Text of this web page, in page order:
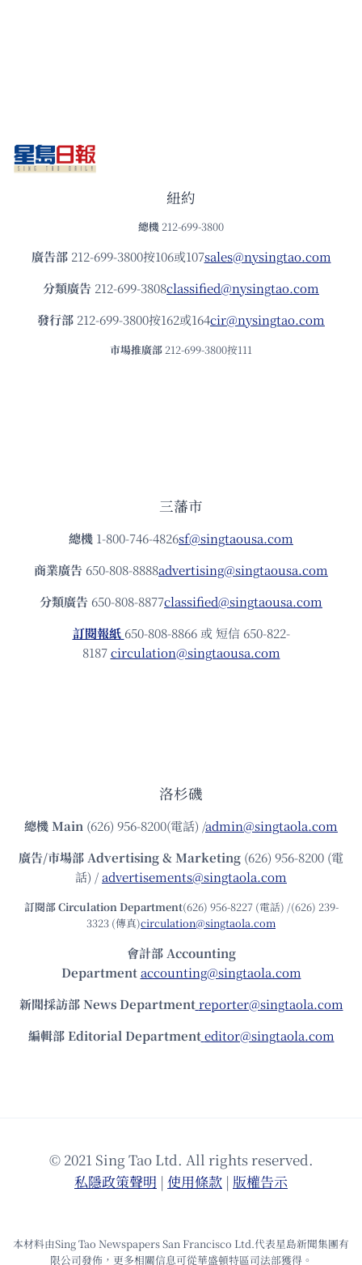
紐約
總機 212-699-3800
廣告部212-699-3800按106或107sales@nysingtao.com
分類廣告 212-699-3808classified@nysingtao.com
發⾏部 212-699-3800按162或164cir@nysingtao.com
市場推廣部 212-699-3800按111
三藩市
總機 1-800-746-4826sf@singtaousa.com
商業廣告 650-808-8888advertising@singtaousa.com
分類廣告 650-808-8877classified@singtaousa.com
訂閱報紙 650-808-8866 或 短信 650-822-
8187circulation@singtaousa.com
洛杉磯
總機Main (626) 956-8200(電話) /admin@singtaola.com
廣告/市場部Advertising & Marketing (626) 956-8200 (電
話) /advertisements@singtaola.com
訂閱部 Circulation Department(626) 956-8227 (電話) /(626) 239-
3323 (傳真)circulation@singtaola.com
會計部 Accounting
Department accounting@singtaola.com
新聞採訪部 News Department reporter@singtaola.com
編輯部 Editorial Department editor@singtaola.com
© 2021 Sing Tao Ltd. All rights reserved.
私隱政策聲明 | 使⽤條款 | 版權告⽰
本材料由Sing Tao Newspapers San Francisco Ltd.代表星島新聞集團有
限公司發佈，更多相關信息可從華盛頓特區司法部獲得。